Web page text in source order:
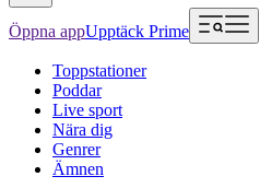
Öppna appUpptäck Prime
Toppstationer
Poddar
Live sport
Nära dig
Genrer
Ämnen